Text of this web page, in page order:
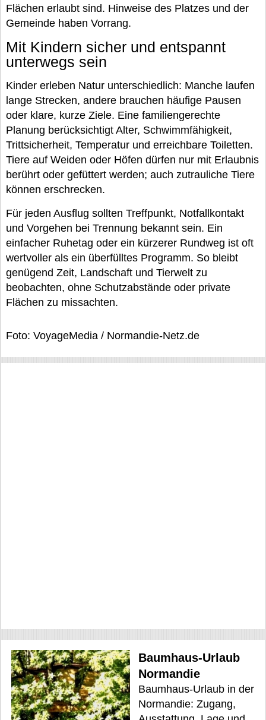
Flächen erlaubt sind. Hinweise des Platzes und der
Gemeinde haben Vorrang.
Mit Kindern sicher und entspannt
unterwegs sein
Kinder erleben Natur unterschiedlich: Manche laufen
lange Strecken, andere brauchen häufige Pausen
oder klare, kurze Ziele. Eine familiengerechte
Planung berücksichtigt Alter, Schwimmfähigkeit,
Trittsicherheit, Temperatur und erreichbare Toiletten.
Tiere auf Weiden oder Höfen dürfen nur mit Erlaubnis
berührt oder gefüttert werden; auch zutrauliche Tiere
können erschrecken.
Für jeden Ausflug sollten Treffpunkt, Notfallkontakt
und Vorgehen bei Trennung bekannt sein. Ein
einfacher Ruhetag oder ein kürzerer Rundweg ist oft
wertvoller als ein überfülltes Programm. So bleibt
genügend Zeit, Landschaft und Tierwelt zu
beobachten, ohne Schutzabstände oder private
Flächen zu missachten.
Foto: VoyageMedia / Normandie-Netz.de
Baumhaus-Urlaub
Normandie
Baumhaus-Urlaub in der
Normandie: Zugang,